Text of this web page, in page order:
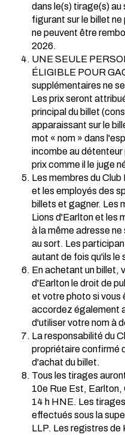
dans le(s) tirage(s)
figurant sur le billet
ne peuvent être
2026.
UNE SEULE
ÉLIGIBLE POUR
supplémentaires ne
Les prix seront
principal du billet
apparaissant sur le
mot « nom » dans
incombe au détenteur
prix comme il le juge
Les membres du
et les employés des
billets et gagner. Les
Lions d'Earlton et les
à la même adresse
au sort. Les
autant de fois qu'ils le
En achetant un billet,
d'Earlton le droit de
et votre photo si vous
accordez également
d'utiliser votre nom à
La responsabilité du
propriétaire confirmé
d'achat du billet.
Tous les tirages
10e Rue Est, Earlton,
14 h HNE. Les
effectués sous la
LLP. Les registres de